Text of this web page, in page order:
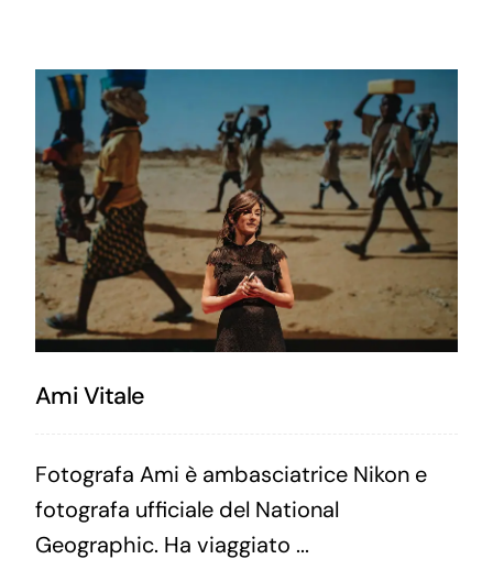
Ami Vitale
Fotografa Ami è ambasciatrice Nikon e
fotografa ufficiale del National
Geographic. Ha viaggiato ...